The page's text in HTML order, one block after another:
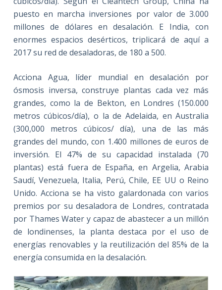
puesto en marcha inversiones por valor de 3.000
millones de dólares en desalación. E India, con
enormes espacios desérticos, triplicará de aquí a
2017 su red de desaladoras, de 180 a 500.
Acciona Agua, líder mundial en desalación por
ósmosis inversa, construye plantas cada vez más
grandes, como la de Bekton, en Londres (150.000
metros cúbicos/día), o la de Adelaida, en Australia
(300,000 metros cúbicos/ día), una de las más
grandes del mundo, con 1.400 millones de euros de
inversión. El 47% de su capacidad instalada (70
plantas) está fuera de España, en Argelia, Arabia
Saudí, Venezuela, Italia, Perú, Chile, EE UU o Reino
Unido. Acciona se ha visto galardonada con varios
premios por su desaladora de Londres, contratada
por Thames Water y capaz de abastecer a un millón
de londinenses, la planta destaca por el uso de
energías renovables y la reutilización del 85% de la
energía consumida en la desalación.